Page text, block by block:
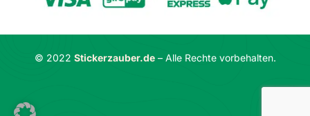
Datenschutzerklärung
© 2022 Stickerzauber.de– Alle Rechte vorbehalten.